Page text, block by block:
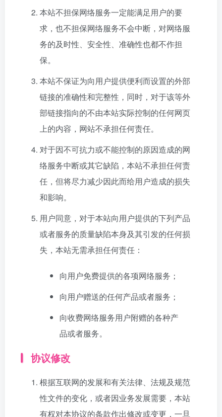
本站不担保网络服务一定能满足用户的要
求，也不担保网络服务不会中断，对网络服
务的及时性、安全性、准确性也都不作担
保。
本站不保证为向用户提供便利而设置的外部
链接的准确性和完整性，同时，对于该等外
部链接指向的不由本站实际控制的任何网页
上的内容，网站不承担任何责任。
对于因不可抗力或不能控制的原因造成的网
络服务中断或其它缺陷，本站不承担任何责
任，但将尽力减少因此而给用户造成的损失
和影响。
用户同意，对于本站向用户提供的下列产品
或者服务的质量缺陷本身及其引发的任何损
失，本站无需承担任何责任：
向用户免费提供的各项网络服务；
向用户赠送的任何产品或者服务；
向收费网络服务用户附赠的各种产
品或者服务。
协议修改
根据互联网的发展和有关法律、法规及规范
性文件的变化，或者因业务发展需要，本站
有权对本协议的条款作出修改或变更，一旦